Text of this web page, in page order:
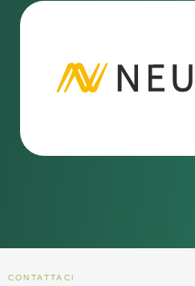
CONTATTACI